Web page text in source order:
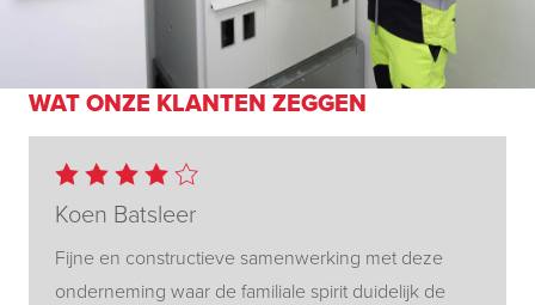
WAT ONZE KLANTEN ZEGGEN
Koen Batsleer
Fijne en constructieve samenwerking met deze
onderneming waar de familiale spirit duidelijk de